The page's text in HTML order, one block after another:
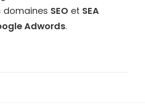
domaines SEO et SEA
Adwords.